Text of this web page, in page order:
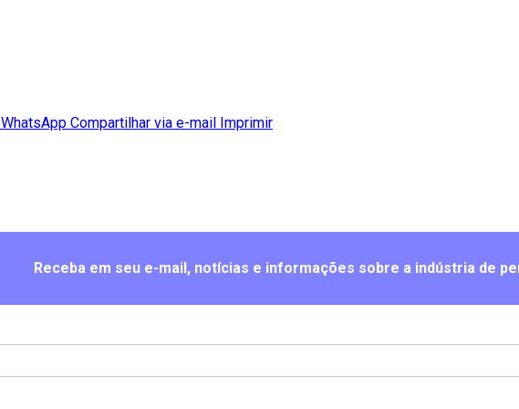
WhatsApp Compartilhar via e-mail Imprimir
Receba em seu e-mail, notícias e informações sobre a indústria de